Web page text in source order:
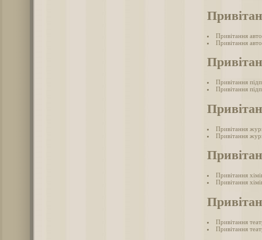
Привітання
Привітання
Привітання
Привітання
Привітання
Привітання
Привітання
Привітання
Привітання
Привітання